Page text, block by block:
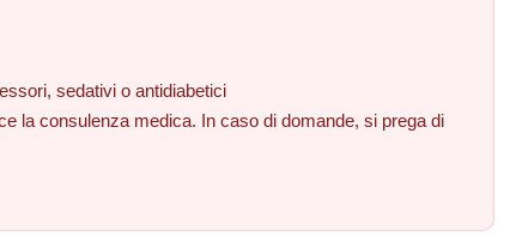
sedativi o antidiabetici
la consulenza medica. In caso di domande, si prega di